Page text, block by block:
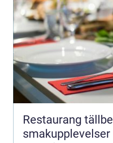
Restaurang